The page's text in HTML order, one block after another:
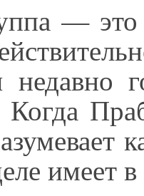
— это
Когда
имеет